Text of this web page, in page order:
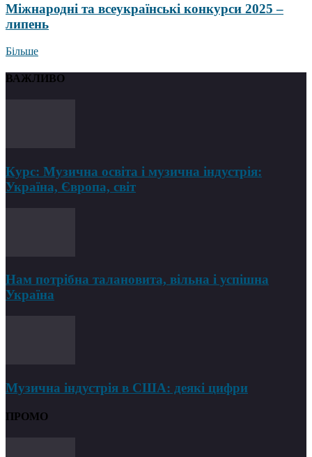
Міжнародні та всеукраїнські конкурси 2025 –
липень
Більше
ВАЖЛИВО
Курс: Музична освіта і музична індустрія:
Україна, Європа, світ
Нам потрібна талановита, вільна і успішна
Україна
Музична індустрія в США: деякі цифри
ПРОМО